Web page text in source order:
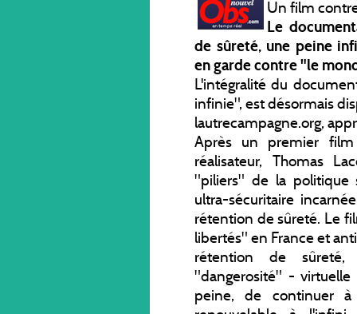
Un film
Le
de sûreté, une peine
en garde contre "le
L'intégralité du
infinie", est désormais
lautrecampagne.org,
Après un premier
réalisateur, Thomas
"piliers" de la politique
ultra-sécuritaire
rétention de sûreté. Le
libertés" en France et
rétention de
"dangerosité" -
peine, de continuer